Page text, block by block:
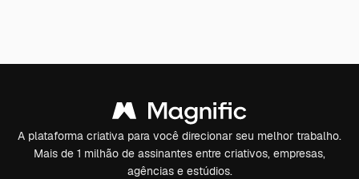
A plataforma criativa para você direcionar seu melhor trabalho.
Mais de 1 milhão de assinantes entre criativos, empresas,
agências e estúdios.